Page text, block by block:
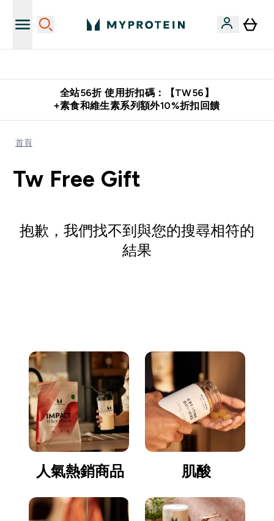
全站56折 使用折扣碼：【TW56】
+素食和維生素系列額外10%折扣回饋
首頁
Tw Free Gift
抱歉，我們找不到與您的搜尋相符的
結果
人氣熱銷商品 肌酸